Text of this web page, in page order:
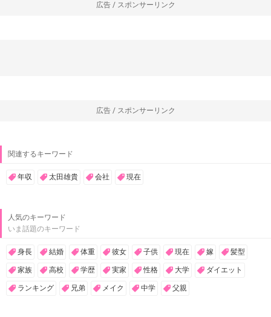
広告 / スポンサーリンク
広告 / スポンサーリンク
関連するキーワード
年収 太田雄貴 会社 現在
人気のキーワード
いま話題のキーワード
身長 結婚 体重 彼女 子供 現在 嫁 髪型
家族 高校 学歴 実家 性格 大学 ダイエット
ランキング 兄弟 メイク 中学 父親